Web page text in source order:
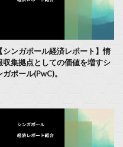
【シンガポール経済レポート】情
収集拠点としての価値を増すシ
ガポール(PwC)。